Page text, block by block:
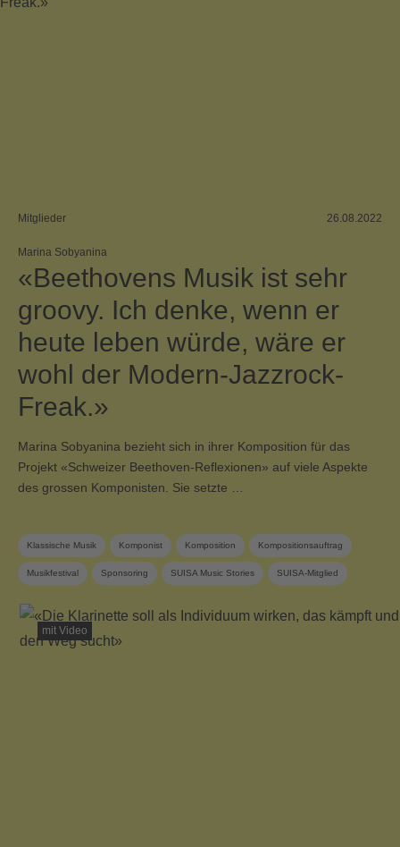
Mitglieder 26.08.2022
Marina Sobyanina
«Beethovens Musik ist sehr
groovy. Ich denke, wenn er
heute leben würde, wäre er
wohl der Modern-Jazzrock-
Freak.»
Marina Sobyanina bezieht sich in ihrer Komposition für das
Projekt «Schweizer Beethoven-Reflexionen» auf viele Aspekte
des grossen Komponisten. Sie setzte …
Klassische Musik Komponist Komposition Kompositionsauftrag
Musikfestival Sponsoring SUISA Music Stories SUISA-Mitglied
mit Video